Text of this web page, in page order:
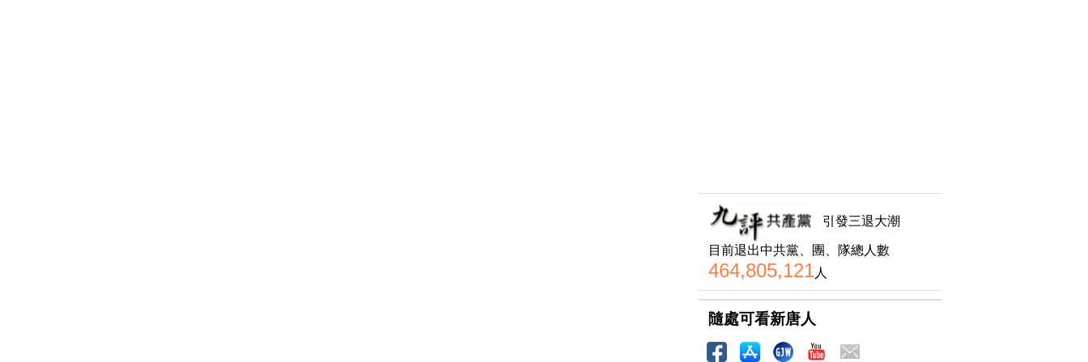
引發三退大潮
目前退出中共黨、團、隊總人數
464,805,121人
隨處可看新唐人